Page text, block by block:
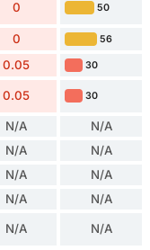
0 50
0 56
0.05 30
0.05 30
N/A N/A
N/A N/A
N/A N/A
N/A N/A
N/A N/A